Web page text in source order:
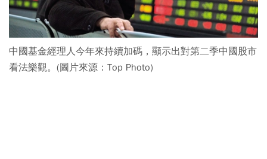
中國基金經理人今年來持續加碼，顯示出對第二季中國股市
看法樂觀。(圖片來源：Top Photo)